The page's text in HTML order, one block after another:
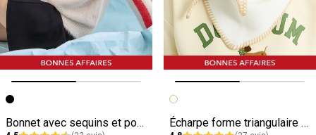
Image précédente
Image suivante
Bonnet avec sequins et pompon femme
Image précédente
Image suivante
Écharpe forme triangulaire femme